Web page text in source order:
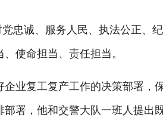
忠诚、服务人民、执法公正、
使命担当、责任担当。
业复工复产工作的决策部署，
署，他和交警大队一班人提出